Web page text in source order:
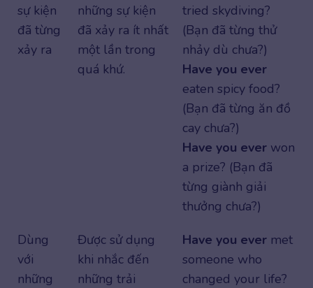
sự kiện
đã từng
xảy ra
những sự kiện
đã xảy ra ít nhất
một lần trong
quá khứ.
tried skydiving?
(Bạn đã từng thử
nhảy dù chưa?)
Have you ever
eaten spicy food?
(Bạn đã từng ăn đồ
cay chưa?)
Have you ever won
a prize? (Bạn đã
từng giành giải
thưởng chưa?)
Dùng
với
những
Được sử dụng
khi nhắc đến
những trải
Have you ever met
someone who
changed your life?